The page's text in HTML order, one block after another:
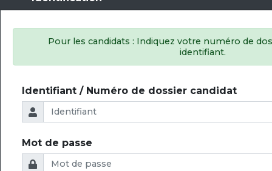
Pour les candidats : Indiquez votre numéro de
identifiant.
Identifiant / Numéro de dossier candidat
Mot de passe